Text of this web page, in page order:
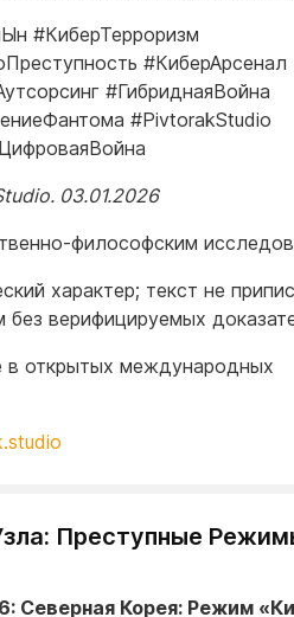
#КиберТерроризм
#КиберАрсенал
#ГибриднаяВойна
#PivtorakStudio
03.01.2026
философским
характер; текст не
верифицируемых
в открытых международных
Преступные
Северная Корея: Режим